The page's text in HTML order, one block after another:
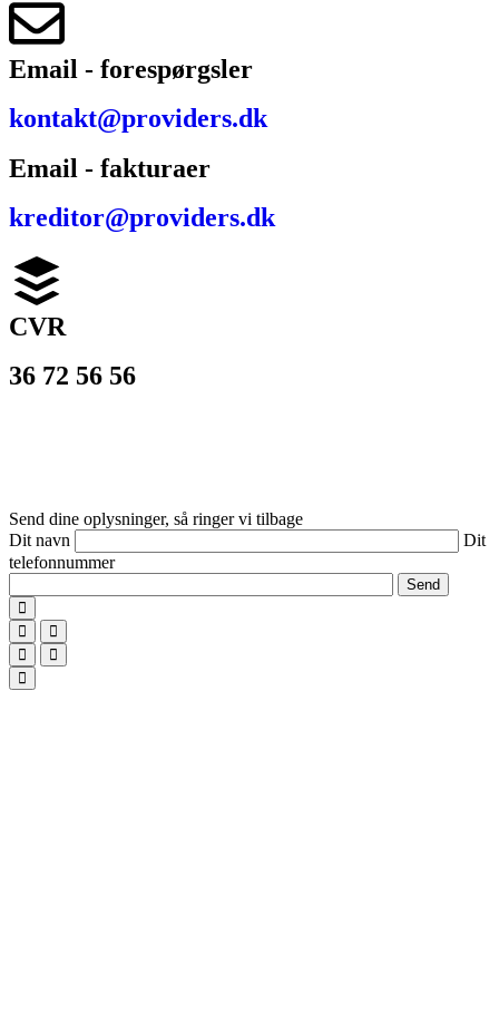
Email - forespørgsler
kontakt@providers.dk
Email - fakturaer
kreditor@providers.dk
CVR
36 72 56 56
Send dine oplysninger, så ringer vi tilbage
Dit navn
Dit
telefonnummer